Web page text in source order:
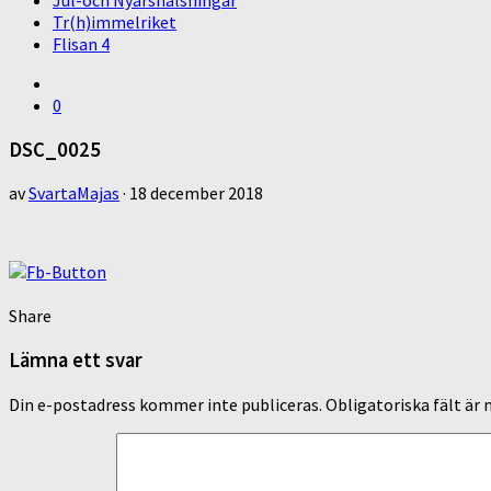
Tr(h)immelriket
Flisan 4
0
DSC_0025
avSvartaMajas · 18 december 2018
Share
Lämna ett svar
Din e-postadress kommer inte publiceras. Obligatoriska fält är